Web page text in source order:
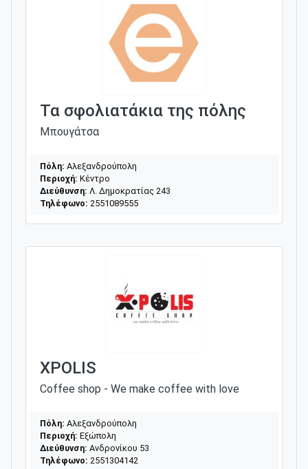
Τα σφολιατάκια της πόλης
Μπουγάτσα
Πόλη: Αλεξανδρούπολη
Περιοχή: Κέντρο
Διεύθυνση: Λ. Δημοκρατίας 243
Τηλέφωνο: 2551089555
XPOLIS
Coffee shop - We make coffee with love
Πόλη: Αλεξανδρούπολη
Περιοχή: Εξώπολη
Διεύθυνση: Ανδρονίκου 53
Τηλέφωνο: 2551304142